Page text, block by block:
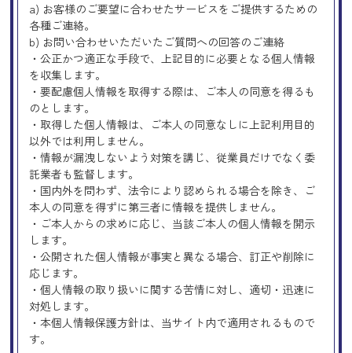
a) お客様のご要望に合わせたサービスをご提供するための
各種ご連絡。
b) お問い合わせいただいたご質問への回答のご連絡
・公正かつ適正な手段で、上記目的に必要となる個人情報
を収集します。
・要配慮個人情報を取得する際は、ご本人の同意を得るも
のとします。
・取得した個人情報は、ご本人の同意なしに上記利用目的
以外では利用しません。
・情報が漏洩しないよう対策を講じ、従業員だけでなく委
託業者も監督します。
・国内外を問わず、法令により認められる場合を除き、ご
本人の同意を得ずに第三者に情報を提供しません。
・ご本人からの求めに応じ、当該ご本人の個人情報を開示
します。
・公開された個人情報が事実と異なる場合、訂正や削除に
応じます。
・個人情報の取り扱いに関する苦情に対し、適切・迅速に
対処します。
・本個人情報保護方針は、当サイト内で適用されるもので
す。